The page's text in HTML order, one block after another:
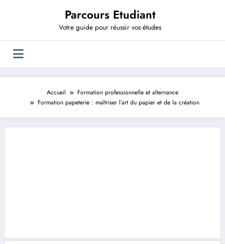
Parcours Etudiant
Votre guide pour réussir vos études
Accueil
Formation professionnelle et alternance
Formation papeterie : maîtriser l’art du papier et de la création